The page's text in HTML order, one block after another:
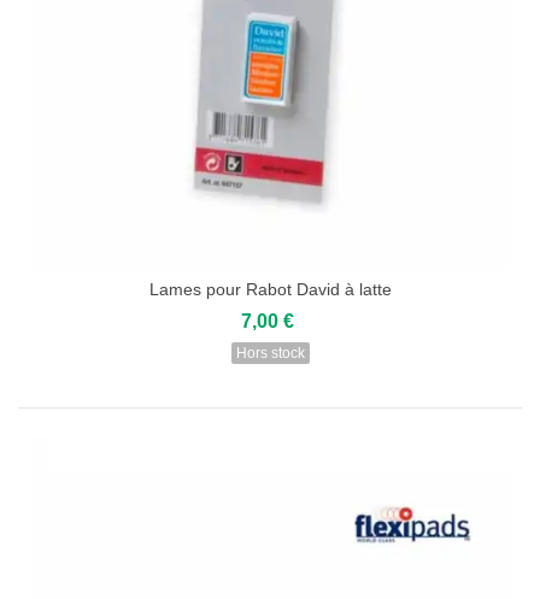
Lames pour Rabot David à latte
7,00 €
Hors stock